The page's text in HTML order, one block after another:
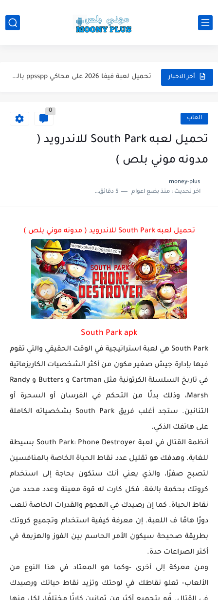
أخر الاخبار تحميل لعبة فيفا 2026 على محاكي ppsspp بالتعليق العربي للاندرويد...
تحميل لعبة بيس 12 مود بيس 2025 للاندرويد آخر الانتقالات... العاب
0
تحميل لعبه South Park للاندرويد (
مدونه موني بلص )
money-plus
اخر تحديث :منذ بضع اعوام 5 دقائق للقراءة
تحميل لعبه South Park للاندرويد ( مدونه موني بلص )
South Park apk
South Park هي لعبة استراتيجية في الوقت الحقيقي والتي تقوم
فيها بإدارة جيش صغير مكون من أكثر الشخصيات الكاريزماتية
في تاريخ السلسلة الكرتونية مثل Cartman و Butters و Randy
Marsh، وذلك بدلًا من التحكم في الفرسان أو السحرة أو
التنانين. ستجد أغلب فريق South Park بشخصياته الكاملة
على هاتفك الذكي.
أنظمة القتال في لعبة South Park: Phone Destroyer بسيطة
للغاية. وهدفك هو تقليل عدد نقاط الحياة الخاصة بالمنافسين
لتصبح صفرًا، والذي يعني أنك ستكون بحاجة إلى استخدام
كروتك بحكمة بالغة. فكل كارت له قوة معينة وعدد محدد من
نقاط الحياة. كما إن رصيدك في الهجوم والقدرات الخاصة تلعب
دورًا هامًا ف اللعبة. إن معرفة كيفية استخدام وتجميع كروتك
بطريقة صحيحة سيكون الأمر الحاسم بين الفوز والهزيمة في
أكثر الصراعات حدة.
ومن معركة إلى أخرى -وكما هو المعتاد في هذا النوع من
الألعاب- تعلو نقاطك في لوحتك وتزيد نقاط حياتك ورصيدك